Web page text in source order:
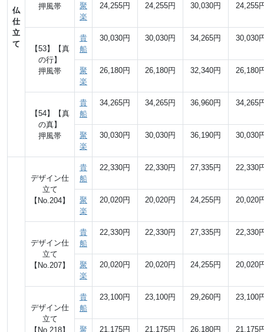
仏
仕
立
て
押風帯
聚
楽
24,255円 24,255円 30,030円 24,255
【53】【真
の行】
押風帯
貴
船
30,030円 30,030円 34,265円 30,030
聚
楽
26,180円 26,180円 32,340円 26,180
【54】【真
の真】
押風帯
貴
船
34,265円 34,265円 36,960円 34,265
聚
楽
30,030円 30,030円 36,190円 30,030
デザイン仕
立て
【No.204】
貴
船
22,330円 22,330円 27,335円 22,330
聚
楽
20,020円 20,020円 24,255円 20,020
デザイン仕
立て
【No.207】
貴
船
22,330円 22,330円 27,335円 22,330
聚
楽
20,020円 20,020円 24,255円 20,020
デザイン仕
立て
【No.218】
貴
船
23,100円 23,100円 29,260円 23,100
聚 21,175円 21,175円 26,180円 21,175